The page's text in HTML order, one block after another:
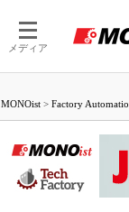
メディア
MONOist > Factory